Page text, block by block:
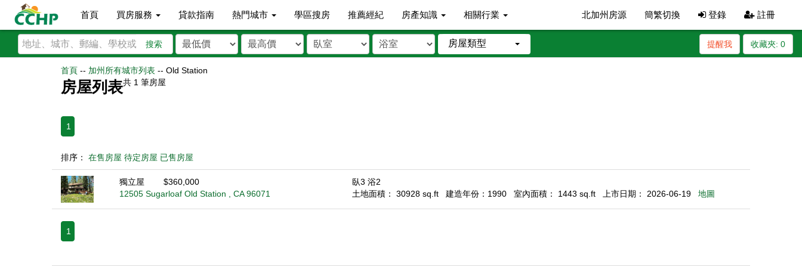
首頁 買房服務 貸款指南 熱門城市 學區搜房 推薦經紀 房產知識 相關行業 北加州房源 簡繁切換 登錄 註冊
搜索 房屋類型 收藏夾: 0
提醒我
首頁 -- 加州所有城市列表 -- Old Station
房屋列表共 1 筆房屋
1
排序： 在售房屋 待定房屋 已售房屋
獨立屋
$360,000
12505 Sugarloaf Old Station , CA 96071
臥3 浴2
土地面積： 30928 sq.ft
建造年份：1990 室內面積： 1443 sq.ft 上市日期： 2026-06-19 地圖
1